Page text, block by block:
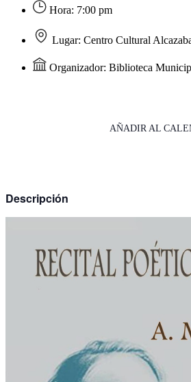
Hora: 7:00 pm
Lugar: Centro Cultural
Organizador: Biblioteca
AÑADIR AL
Descripción